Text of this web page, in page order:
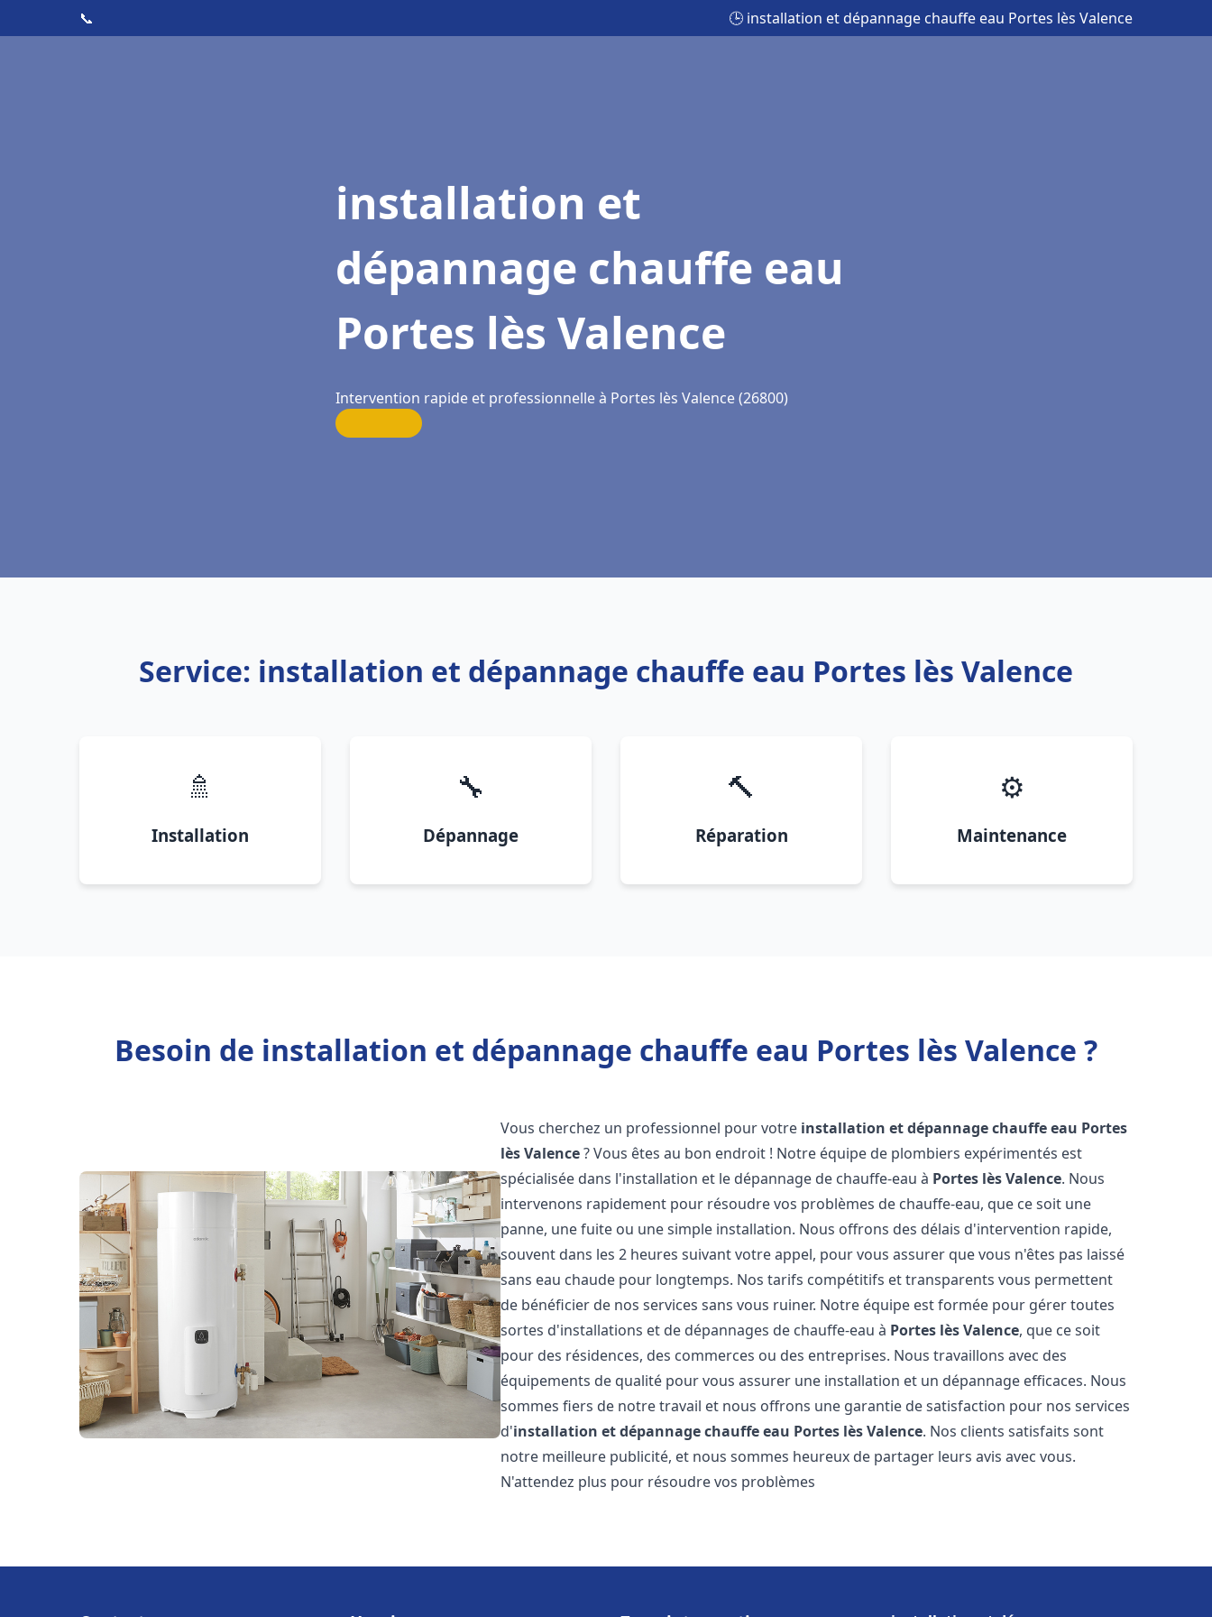
📞 🕒 installation et dépannage chauffe eau Portes lès Valence
installation et
dépannage chauffe eau
Portes lès Valence
Intervention rapide et professionnelle à Portes lès Valence (26800)
Service: installation et dépannage chauffe eau Portes lès Valence
🚿
Installation
🔧
Dépannage
🔨
Réparation
⚙️
Maintenance
Besoin de installation et dépannage chauffe eau Portes lès Valence ?
Vous cherchez un professionnel pour votre installation et dépannage chauffe eau Portes
lès Valence? Vous êtes au bon endroit ! Notre équipe de plombiers expérimentés est
spécialisée dans l'installation et le dépannage de chauffe-eau à Portes lès Valence. Nous
intervenons rapidement pour résoudre vos problèmes de chauffe-eau, que ce soit une
panne, une fuite ou une simple installation. Nous offrons des délais d'intervention rapide,
souvent dans les 2 heures suivant votre appel, pour vous assurer que vous n'êtes pas laissé
sans eau chaude pour longtemps. Nos tarifs compétitifs et transparents vous permettent
de bénéficier de nos services sans vous ruiner. Notre équipe est formée pour gérer toutes
sortes d'installations et de dépannages de chauffe-eau à Portes lès Valence, que ce soit
pour des résidences, des commerces ou des entreprises. Nous travaillons avec des
équipements de qualité pour vous assurer une installation et un dépannage efficaces. Nous
sommes fiers de notre travail et nous offrons une garantie de satisfaction pour nos services
d'installation et dépannage chauffe eau Portes lès Valence. Nos clients satisfaits sont
notre meilleure publicité, et nous sommes heureux de partager leurs avis avec vous.
N'attendez plus pour résoudre vos problèmes